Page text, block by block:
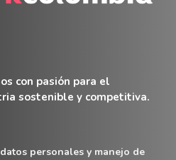
con pasión para el
sostenible y competitiva.
personales y manejo de